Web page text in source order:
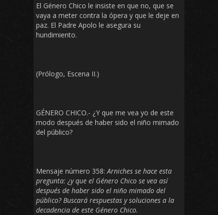
El Género Chico le insiste en que no, que se
vaya a meter contra la ópera y que le deje en
paz. El Padre Apolo le asegura su
hundimiento.
(Prólogo, Escena II.)
GÉNERO CHICO.- ¿Y que me vea yo de este
modo después de haber sido el niño mimado
del público?
Mensaje número 358:Arniches se hace esta
pregunta: ¿y que el Género Chico se vea así
después de haber sido el niño mimado del
público? Buscará respuestas y soluciones a la
decadencia de este Género Chico.